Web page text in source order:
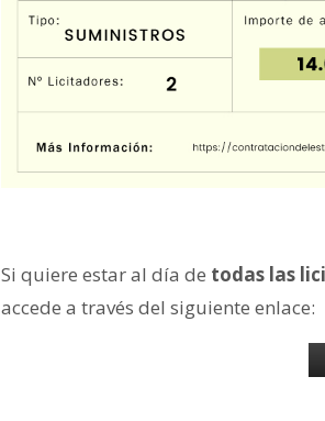
Si quiere estar al día de todas las
accede a través del siguiente enlace: